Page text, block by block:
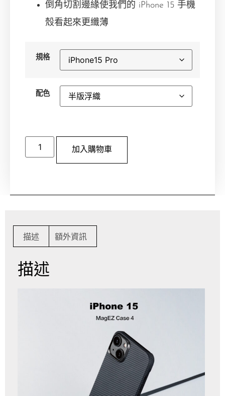
倒角切割邊緣使我們的 iPhone 15 手機
殼看起來更纖薄
規格
配色
加入購物車
描述 額外資訊
描述